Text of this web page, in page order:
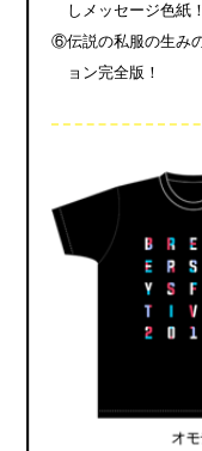
しメッセージ色紙！
⑥伝説の私服の生み
ョン完全版！